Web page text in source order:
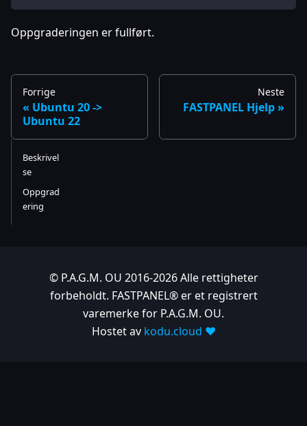
Oppgraderingen er fullført.
Forrige
Ubuntu 20 ->
Ubuntu 22
Neste
FASTPANEL Hjelp
Beskrivel
se
Oppgrad
ering
© P.A.G.M. OU 2016-2026 Alle rettigheter
forbeholdt. FASTPANEL® er et registrert
varemerke for P.A.G.M. OU.
Hostet av kodu.cloud ❤️